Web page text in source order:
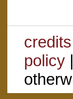
credits
policy|